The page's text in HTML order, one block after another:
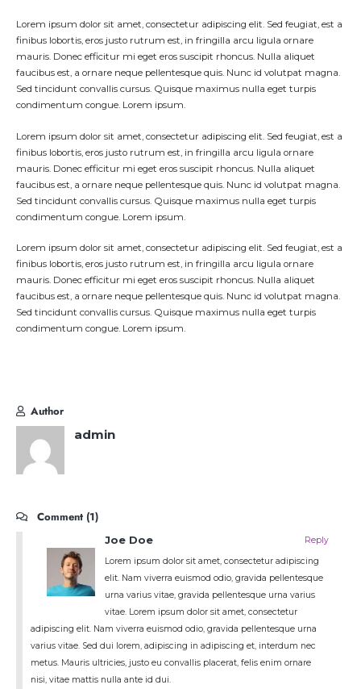
Lorem ipsum dolor sit amet, consectetur adipiscing elit. Sed feugiat, est a
finibus lobortis, eros justo rutrum est, in fringilla arcu ligula ornare
mauris. Donec efficitur mi eget eros suscipit rhoncus. Nulla aliquet
faucibus est, a ornare neque pellentesque quis. Nunc id volutpat magna.
Sed tincidunt convallis cursus. Quisque maximus nulla eget turpis
condimentum congue. Lorem ipsum.
Lorem ipsum dolor sit amet, consectetur adipiscing elit. Sed feugiat, est a
finibus lobortis, eros justo rutrum est, in fringilla arcu ligula ornare
mauris. Donec efficitur mi eget eros suscipit rhoncus. Nulla aliquet
faucibus est, a ornare neque pellentesque quis. Nunc id volutpat magna.
Sed tincidunt convallis cursus. Quisque maximus nulla eget turpis
condimentum congue. Lorem ipsum.
Lorem ipsum dolor sit amet, consectetur adipiscing elit. Sed feugiat, est a
finibus lobortis, eros justo rutrum est, in fringilla arcu ligula ornare
mauris. Donec efficitur mi eget eros suscipit rhoncus. Nulla aliquet
faucibus est, a ornare neque pellentesque quis. Nunc id volutpat magna.
Sed tincidunt convallis cursus. Quisque maximus nulla eget turpis
condimentum congue. Lorem ipsum.
Author
admin
Comment (1)
Joe Doe
Reply
Lorem ipsum dolor sit amet, consectetur adipiscing
elit. Nam viverra euismod odio, gravida pellentesque
urna varius vitae, gravida pellentesque urna varius
vitae. Lorem ipsum dolor sit amet, consectetur
adipiscing elit. Nam viverra euismod odio, gravida pellentesque urna
varius vitae. Sed dui lorem, adipiscing in adipiscing et, interdum nec
metus. Mauris ultricies, justo eu convallis placerat, felis enim ornare
nisi, vitae mattis nulla ante id dui.